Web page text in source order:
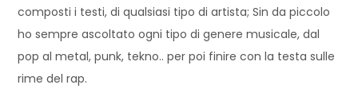
composti i testi, di qualsiasi tipo di artista; Sin da piccolo
ho sempre ascoltato ogni tipo di genere musicale, dal
pop al metal, punk, tekno.. per poi finire con la testa sulle
rime del rap.